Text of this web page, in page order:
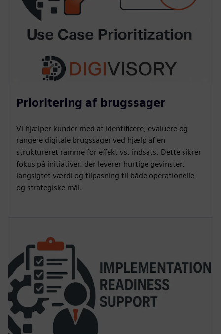
Prioritering af brugssager
Vi hjælper kunder med at identificere, evaluere og
rangere digitale brugssager ved hjælp af en
struktureret ramme for effekt vs. indsats. Dette sikrer
fokus på initiativer, der leverer hurtige gevinster,
langsigtet værdi og tilpasning til både operationelle
og strategiske mål.